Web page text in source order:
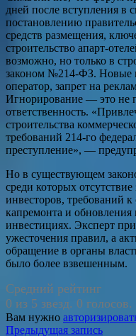
дней после вступления в
постановлению
средств размещения,
строительство апарт-
возможно, но только в
законом №214-ФЗ. Новые
оператор, запрет на
Игнорирование — это не
ответственность.
строительства
требований 214-го
преступление», —
Но в существующем
среди которых
инвесторов, требований
капремонта и
инвестициях. Эксперт
ужесточения правил, а
обращение в органы
было более взвешенным.
Средний рейтинг
0 из 5 звезд. 0 голосов.
Вам нужно
Навигация
Предыдущая запись